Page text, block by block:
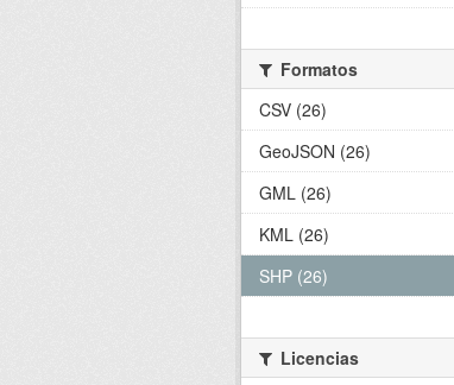
Formatos
CSV (26)
GeoJSON (26)
GML (26)
KML (26)
SHP (26)
Licencias